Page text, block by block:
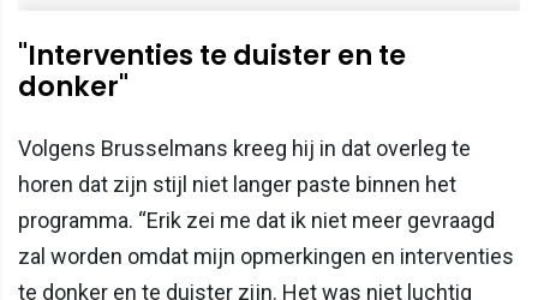
"Interventies te duister en te
donker"
Volgens Brusselmans kreeg hij in dat overleg te
horen dat zijn stijl niet langer paste binnen het
programma. “Erik zei me dat ik niet meer gevraagd
zal worden omdat mijn opmerkingen en interventies
te donker en te duister zijn. Het was niet luchtig